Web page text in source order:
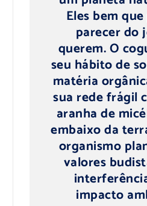
Eles bem
parecer do
querem. O
seu hábito de
matéria
sua rede frágil
aranha de
embaixo da
organismo
valores
impacto